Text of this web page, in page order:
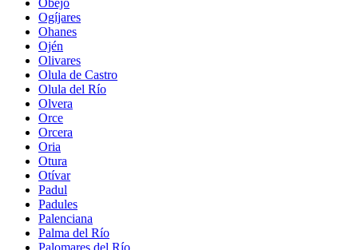
Ogíjares
Ohanes
Ojén
Olivares
Olula de Castro
Olula del Río
Olvera
Orce
Orcera
Oria
Otura
Otívar
Padul
Padules
Palenciana
Palma del Río
Palomares del Río